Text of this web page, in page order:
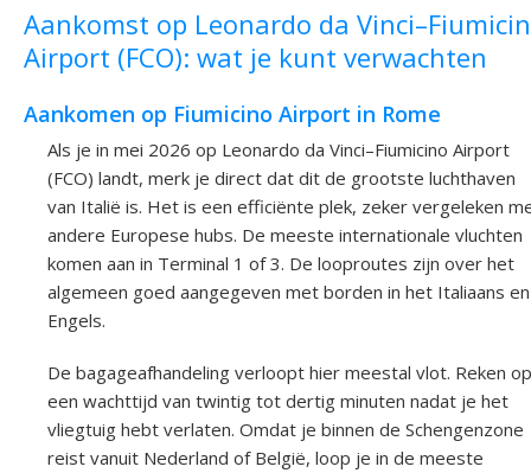
Aankomst op Leonardo da
Airport (FCO): wat je kunt verwachten
Aankomen op Fiumicino Airport in Rome
Als je in mei 2026 op Leonardo da Vinci–Fiumicino Airport
(FCO) landt, merk je direct dat dit de grootste luchthaven
van Italië is. Het is een efficiënte plek, zeker vergeleken
andere Europese hubs. De meeste internationale vluchten
komen aan in Terminal 1 of 3. De looproutes zijn over het
algemeen goed aangegeven met borden in het Italiaans en
Engels.
De bagageafhandeling verloopt hier meestal vlot. Reken op
een wachttijd van twintig tot dertig minuten nadat je het
vliegtuig hebt verlaten. Omdat je binnen de Schengenzone
reist vanuit Nederland of België, loop je in de meeste